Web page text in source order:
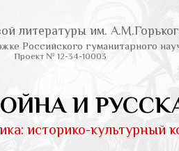
литературы им.
Российского гуманитарного
Проект № 12-34-10003
И
историко-культурный